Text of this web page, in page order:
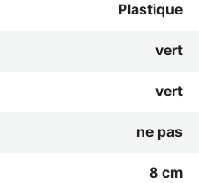
Plastique
vert
vert
ne pas
8 cm